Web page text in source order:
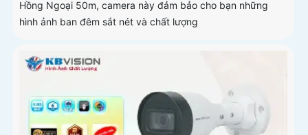
Hồng Ngoại 50m, camera này đảm bảo cho bạn những
hình ảnh ban đêm sắt nét và chất lượng